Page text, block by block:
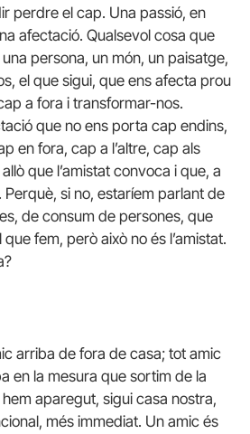
perdre el cap. Una passió, en
afectació. Qualsevol cosa que
persona, un món, un paisatge,
el que sigui, que ens afecta prou
a fora i transformar-nos.
que no ens porta cap endins,
en fora, cap a l’altre, cap als
que l’amistat convoca i que, a
si no, estaríem parlant de
de consum de persones, que
fem, però això no és l’amistat.
arriba de fora de casa; tot amic
en la mesura que sortim de la
aparegut, sigui casa nostra,
més immediat. Un amic és